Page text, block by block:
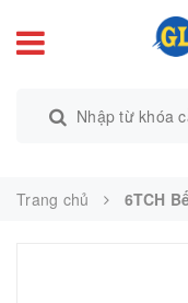
Trang chủ 6TCH